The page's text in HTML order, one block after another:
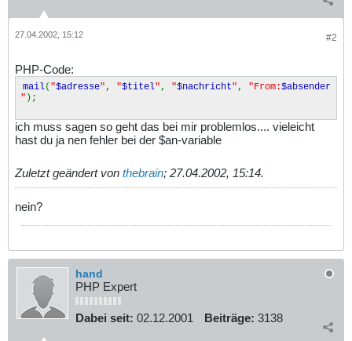
#2
27.04.2002, 15:12
PHP-Code:
mail( "$adresse" , "$titel" , "$nachricht" , "From:$absender
" );
ich muss sagen so geht das bei mir problemlos.... vieleicht
hast du ja nen fehler bei der $an-variable
Zuletzt geändert von thebrain; 27.04.2002, 15:14.
nein?
hand
PHP Expert
Dabei seit: 02.12.2001 Beiträge: 3138